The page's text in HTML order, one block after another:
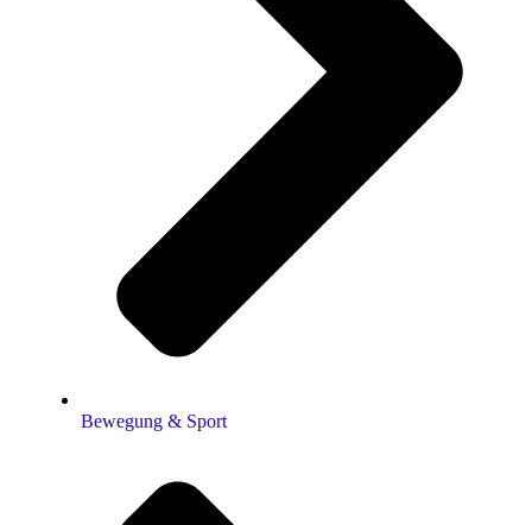
Bewegung & Sport